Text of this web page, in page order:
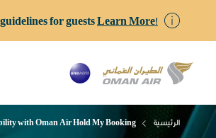
for guestsLearn More!
الرئيسية with Oman Air Hold My Booking